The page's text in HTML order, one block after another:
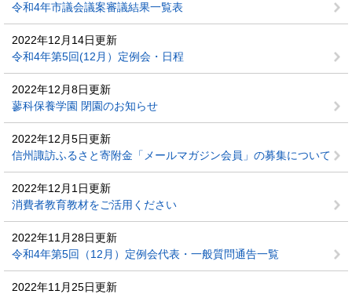
令和4年市議会議案審議結果一覧表
2022年12月14日更新
令和4年第5回(12月）定例会・日程
2022年12月8日更新
蓼科保養学園 閉園のお知らせ
2022年12月5日更新
信州諏訪ふるさと寄附金「メールマガジン会員」の募集について
2022年12月1日更新
消費者教育教材をご活用ください
2022年11月28日更新
令和4年第5回（12月）定例会代表・一般質問通告一覧
2022年11月25日更新